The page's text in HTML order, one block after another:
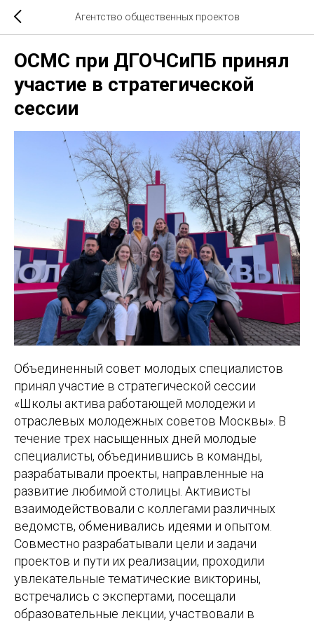
Агентство общественных проектов
ОСМС при ДГОЧСиПБ принял
участие в стратегической
сессии
Объединенный совет молодых специалистов
принял участие в стратегической сессии
«Школы актива работающей молодежи и
отраслевых молодежных советов Москвы». В
течение трех насыщенных дней молодые
специалисты, объединившись в команды,
разрабатывали проекты, направленные на
развитие любимой столицы. Активисты
взаимодействовали с коллегами различных
ведомств, обменивались идеями и опытом.
Совместно разрабатывали цели и задачи
проектов и пути их реализации, проходили
увлекательные тематические викторины,
встречались с экспертами, посещали
образовательные лекции, участвовали в